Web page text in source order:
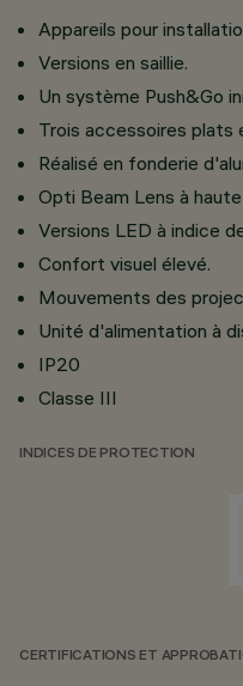
Appareils pour
Versions en saillie.
Un système Push&Go
Trois accessoires plats
Réalisé en fonderie
Opti Beam Lens à
Versions LED à indice
Confort visuel élevé.
Mouvements des
Unité d'alimentation à
IP20
Classe III
INDICES DE PROTECTION
CERTIFICATIONS ET